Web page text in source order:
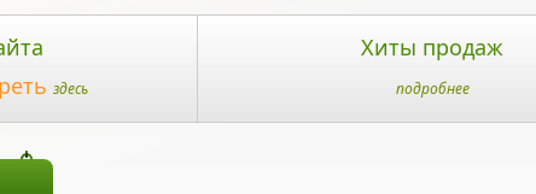
здесь
Хиты продаж
подробнее